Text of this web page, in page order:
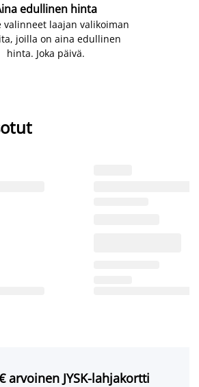
edullinen hinta
valinneet laajan valikoiman
joilla on aina edullinen
hinta. Joka päivä.
arvoinen JYSK-lahjakortti